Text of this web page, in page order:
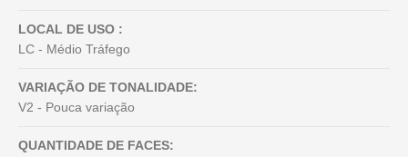
LOCAL DE USO :
LC - Médio Tráfego
VARIAÇÃO DE TONALIDADE:
V2 - Pouca variação
QUANTIDADE DE FACES: